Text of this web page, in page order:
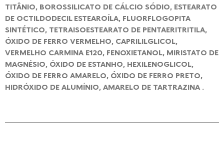
TITÂNIO, BOROSSILICATO DE CÁLCIO SÓDIO, ESTEARATO
DE OCTILDODECIL ESTEAROÍLA, FLUORFLOGOPITA
SINTÉTICO, TETRAISOESTEARATO DE PENTAERITRITILA,
ÓXIDO DE FERRO VERMELHO, CAPRILILGLICOL,
VERMELHO CARMINA E120, FENOXIETANOL, MIRISTATO DE
MAGNÉSIO, ÓXIDO DE ESTANHO, HEXILENOGLICOL,
ÓXIDO DE FERRO AMARELO, ÓXIDO DE FERRO PRETO,
HIDRÓXIDO DE ALUMÍNIO, AMARELO DE TARTRAZINA .